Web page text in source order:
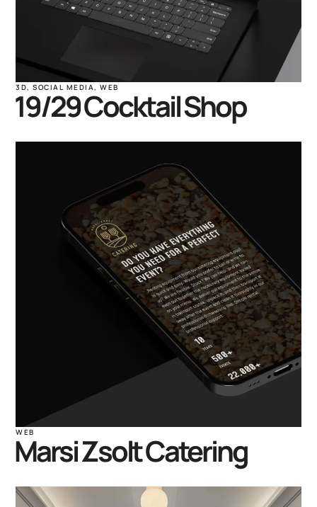
3D,SOCIAL MEDIA ,WEB
19/29 Cocktail Shop
WEB
Marsi Zsolt Catering